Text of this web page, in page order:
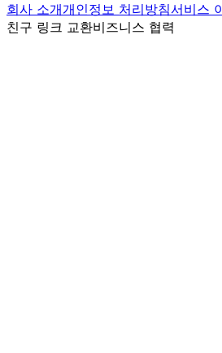
회사 소개개인정보 처리방침서비스
친구 링크 교환비즈니스 협력